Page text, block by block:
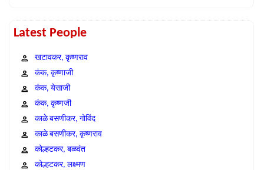
Latest People
खटावकर, कृष्णराव
कंक, कृष्णाजी
कंक, येसाजी
कंक, कृष्णजी
काळे बसणीकर, गोविंद
काळे बसणीकर, कृष्णराव
कोल्हटकर, बळवंत
कोल्हटकर, लक्ष्मण